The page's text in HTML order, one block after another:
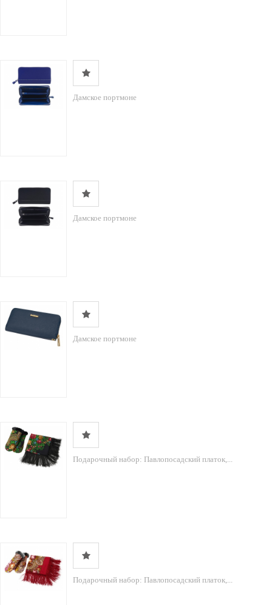
Дамское портмоне
Дамское портмоне
Дамское портмоне
Подарочный набор: Павлопосадский платок,...
Подарочный набор: Павлопосадский платок,...